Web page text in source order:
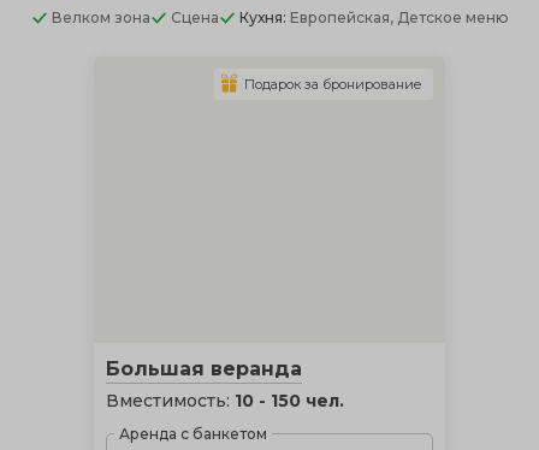
Велком зона
Сцена Кухня: Европейская, Детское меню
Большая веранда
Вместимость: 10 - 150 чел.
Аренда с банкетом
Подарок за бронирование